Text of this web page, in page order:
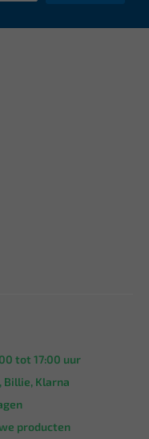
tot 17:00 uur
Billie, Klarna
producten